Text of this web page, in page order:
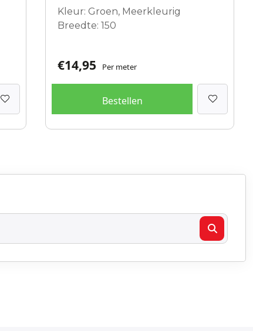
Kleur: Groen, Meerkleurig
Breedte: 150
€14,95 Per meter
Bestellen